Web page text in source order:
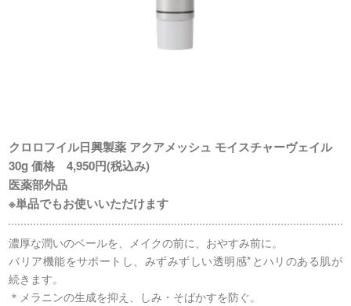
クロロフイル日興製薬 アクアメッシュ モイスチャーヴェイル
30g 価格 4,950円(税込み)
医薬部外品
※単品でもお使いいただけます
濃厚な潤いのベールを、メイクの前に、おやすみ前に。
バリア機能をサポートし、みずみずしい透明感*とハリのある肌が
続きます。
＊メラニンの生成を抑え、しみ・そばかすを防ぐ。